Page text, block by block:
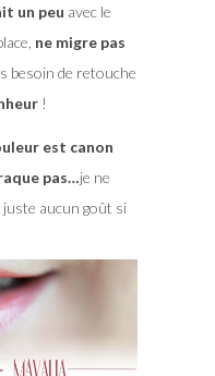
un peu avec le
ne migre pas
besoin de retouche
!
est canon
pas…je ne
juste aucun goût si